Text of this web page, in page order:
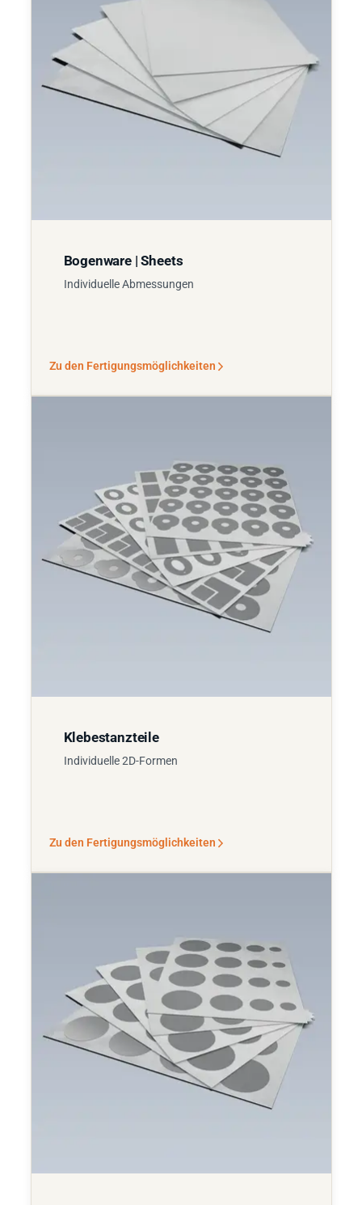
Bogenware | Sheets
Individuelle Abmessungen
Zu den Fertigungsmöglichkeiten
Klebestanzteile
Individuelle 2D-Formen
Zu den Fertigungsmöglichkeiten